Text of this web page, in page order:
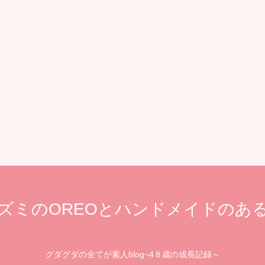
ミのOREOとハンドメイドのあ
グダグダの全てが素人blog~4８歳の成長記録～